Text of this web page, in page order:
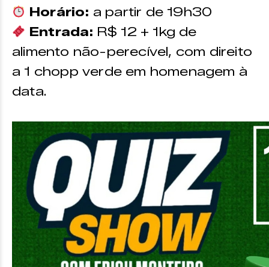
Horário: a partir de 19h30
Entrada: R$ 12 + 1kg de
alimento não-perecível, com direito
a 1 chopp verde em homenagem à
data.